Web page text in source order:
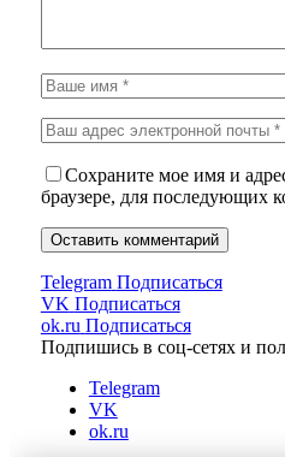
Сохраните мое имя и
браузере, для последующих
Telegram Подписаться
VK Подписаться
ok.ru Подписаться
Подпишись в соц-сетях и
Telegram
VK
ok.ru